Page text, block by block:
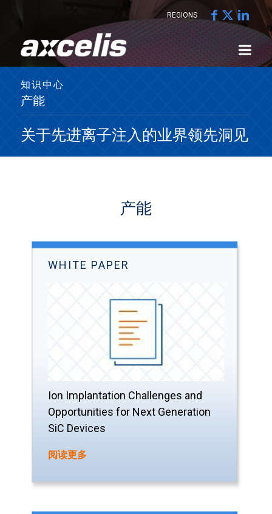
REGIONS
知识中心
产能
关于先进离子注入的业界领先洞见
产能
WHITE PAPER
Ion Implantation Challenges and
Opportunities for Next Generation
SiC Devices
阅读更多